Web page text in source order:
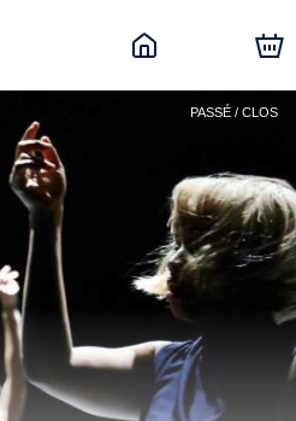
PASSÉ / CLOS